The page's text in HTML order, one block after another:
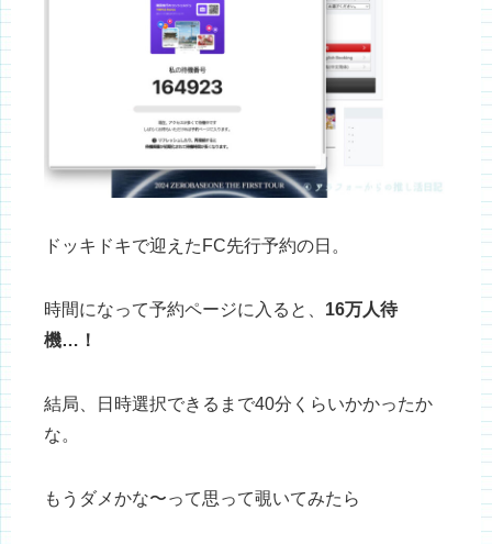
ドッキドキで迎えたFC先行予約の日。
時間になって予約ページに入ると、 16万人待
機…！
結局、日時選択できるまで40分くらいかかったか
な。
もうダメかな〜って思って覗いてみたら